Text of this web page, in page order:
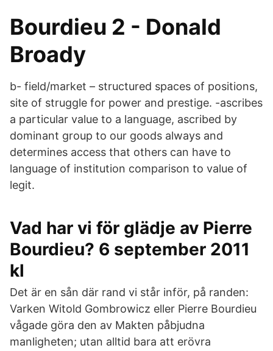
Bourdieu 2 - Donald
Broady
b- field/market – structured spaces of positions,
site of struggle for power and prestige. -ascribes
a particular value to a language, ascribed by
dominant group to our goods always and
determines access that others can have to
language of institution comparison to value of
legit.
Vad har vi för glädje av Pierre
Bourdieu? 6 september 2011
kl
Det är en sån där rand vi står inför, på randen:
Varken Witold Gombrowicz eller Pierre Bourdieu
vågade göra den av Makten påbjudna
manligheten; utan alltid bara att erövra